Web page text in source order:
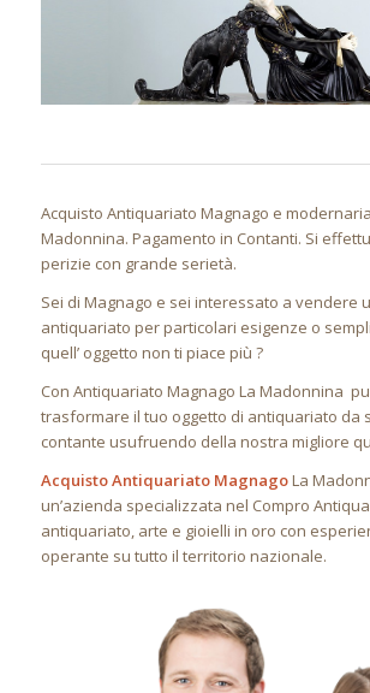
Acquisto Antiquariato Magnago e
Madonnina. Pagamento in Contanti. Si
perizie con grande serietà.
Sei di Magnago e sei interessato a vendere
antiquariato per particolari esigenze o
quell’ oggetto non ti piace più ?
Con Antiquariato Magnago La Madonnina
trasformare il tuo oggetto di antiquariato da
contante usufruendo della nostra migliore
Acquisto Antiquariato MagnagoLa
un’azienda specializzata nel Compro
antiquariato, arte e gioielli in oro con
operante su tutto il territorio nazionale.